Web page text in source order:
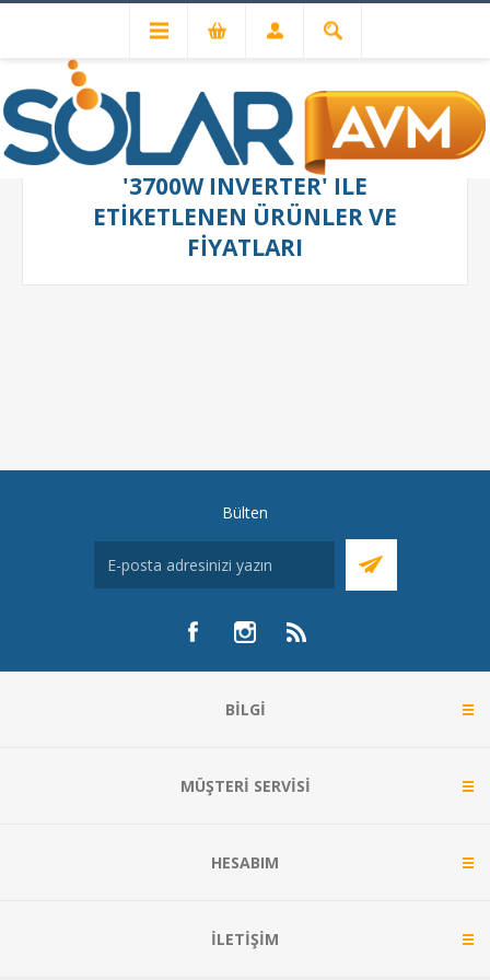
'3700W INVERTER' ILE
ETIKETLENEN ÜRÜNLER VE
FIYATLARI
Bülten
BILGI
MÜŞTERI SERVISI
HESABIM
İLETIŞIM